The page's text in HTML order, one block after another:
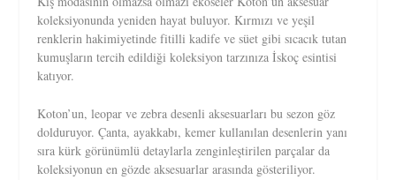
koleksiyonunda yeniden hayat buluyor. Kırmızı ve yeşil
renklerin hakimiyetinde fitilli kadife ve süet gibi sıcacık tutan
kumuşların tercih edildiği koleksiyon tarzınıza İskoç esintisi
katıyor.
Koton’un, leopar ve zebra desenli aksesuarları bu sezon göz
dolduruyor. Çanta, ayakkabı, kemer kullanılan desenlerin yanı
sıra kürk görünümlü detaylarla zenginleştirilen parçalar da
koleksiyonun en gözde aksesuarlar arasında gösteriliyor.